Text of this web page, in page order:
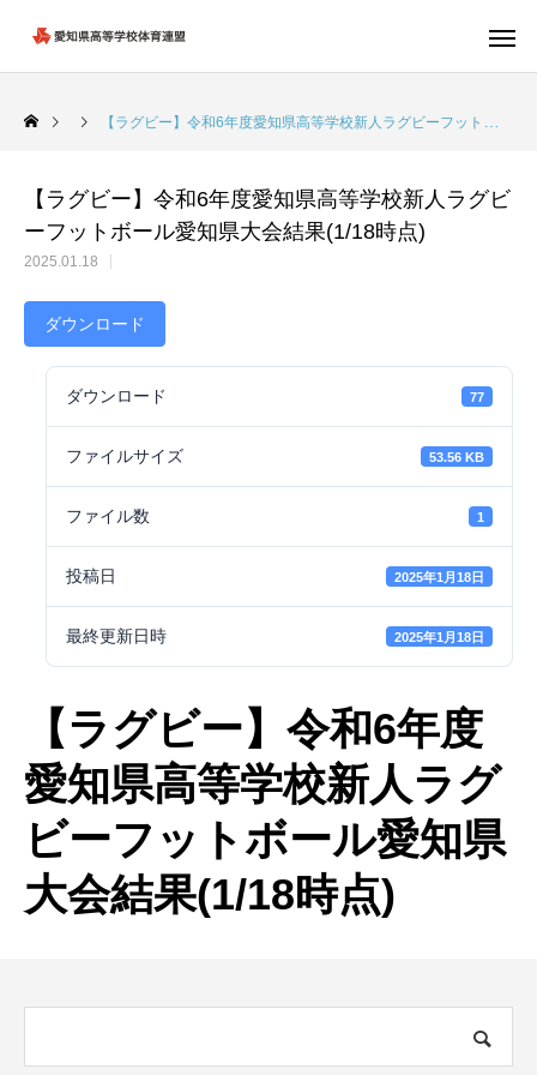
【ラグビー】令和6年度愛知県高等学校新人ラグビーフットボール愛知県大会結果(1/18時点)
【ラグビー】令和6年度愛知県高等学校新人ラグビ
ーフットボール愛知県大会結果(1/18時点)
2025.01.18
ダウンロード
ダウンロード 77
ファイルサイズ 53.56 KB
ファイル数 1
投稿日 2025年1月18日
最終更新日時 2025年1月18日
【ラグビー】令和6年度
愛知県高等学校新人ラグ
ビーフットボール愛知県
大会結果(1/18時点)